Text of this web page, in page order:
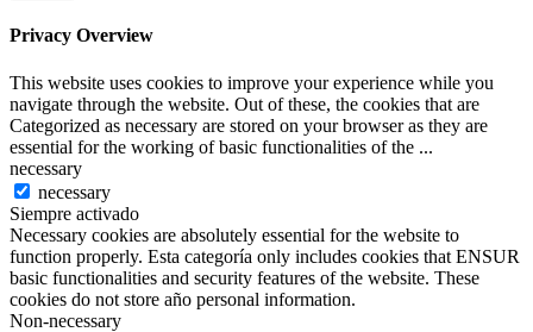
Privacy Overview
This website uses cookies to improve your experience while you
navigate through the website. Out of these, the cookies that are
Categorized as necessary are stored on your browser as they are
essential for the working of basic functionalities of the ...
necessary
necessary
Siempre activado
Necessary cookies are absolutely essential for the website to
function properly. Esta categoría only includes cookies that ENSUR
basic functionalities and security features of the website. These
cookies do not store año personal information.
Non-necessary